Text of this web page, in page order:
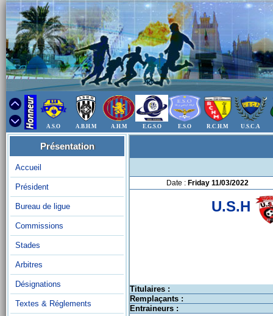
A.S.O A.B.H.M A.H.M E.G.S.O E.S.O R.C.H.M U.S.C.A
Présentation
Accueil
Président
Bureau de ligue
Commissions
Stades
Arbitres
Désignations
Textes & Réglements
Date : Friday 11/03/2022
U.S.H
Titulaires :
Remplaçants :
Entraineurs :